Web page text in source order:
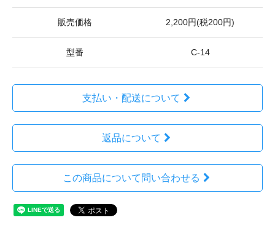
販売価格 2,200円(税200円)
型番 C-14
支払い・配送について
返品について
この商品について問い合わせる